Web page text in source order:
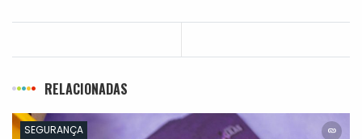
RELACIONADAS
SEGURANÇA